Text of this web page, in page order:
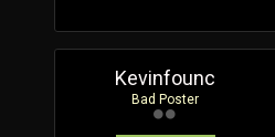
Kevinfounc
Bad Poster